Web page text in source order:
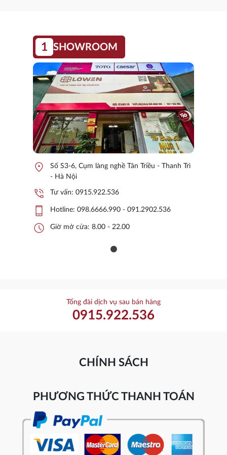
1 SHOWROOM
location_on
Số S3-6, Cụm làng nghề Tân Triều - Thanh Trì
- Hà Nội
phone_in_talk Tư vấn: 0915.922.536
phone_iphone Hotline: 098.6666.990 - 091.2902.536
schedule Giờ mở cửa: 8.00 - 22.00
Tổng đài dịch vụ sau bán hàng
0915.922.536
CHÍNH SÁCH
PHƯƠNG THỨC THANH TOÁN